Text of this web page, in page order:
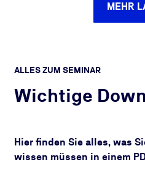
MEHR
ALLES ZUM SEMINAR
Wichtige
Hier finden Sie alles, was
wissen müssen in einem